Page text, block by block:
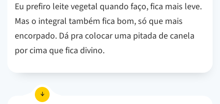
Eu prefiro leite vegetal quando faço, fica mais leve.
Mas o integral também fica bom, só que mais
encorpado. Dá pra colocar uma pitada de canela
por cima que fica divino.